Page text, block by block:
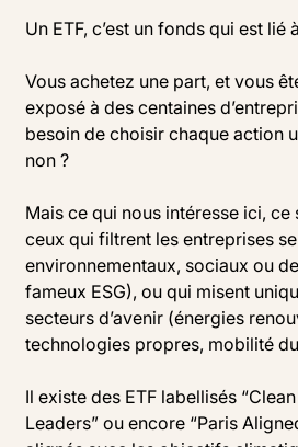
Un ETF, c’est un fonds qui est lié
Vous achetez une part, et vous
exposé à des centaines
besoin de choisir chaque action
non ?
Mais ce qui nous intéresse ici, ce
ceux qui filtrent les entreprises
environnementaux, sociaux ou
fameux ESG), ou qui misent
secteurs d’avenir (énergies
technologies propres, mobilité
Il existe des ETF labellisés “Clean
Leaders” ou encore “Paris